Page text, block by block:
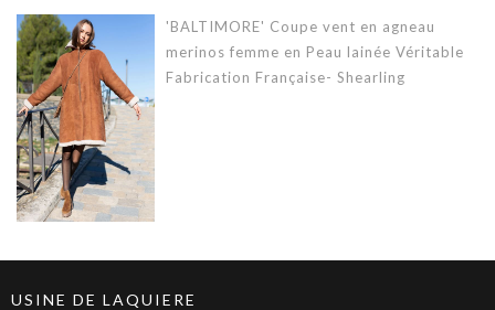
'BALTIMORE' Coupe vent en agneau
merinos femme en Peau lainée Véritable
Fabrication Française- Shearling
USINE DE LAQUIERE